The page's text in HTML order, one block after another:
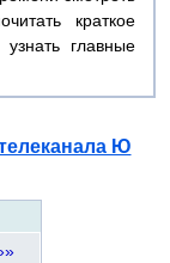
краткое
главные
Ю